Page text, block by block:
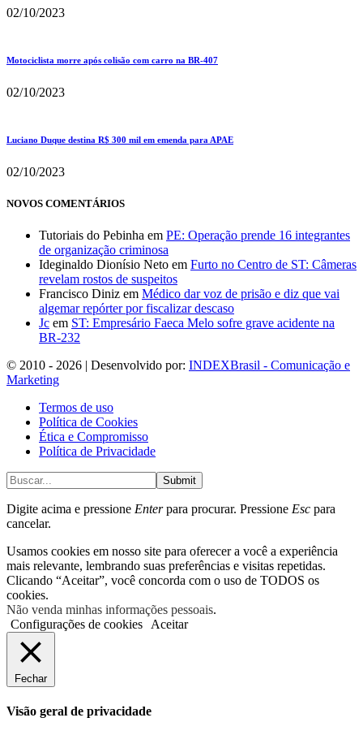
02/10/2023
Motociclista morre após colisão com carro na BR-407
02/10/2023
Luciano Duque destina R$ 300 mil em emenda para APAE
02/10/2023
NOVOS COMENTÁRIOS
Tutoriais do Pebinha em PE: Operação prende 16 integrantes
de organização criminosa
Ideginaldo Dionísio Neto em Furto no Centro de ST: Câmeras
revelam rostos de suspeitos
Francisco Diniz em Médico dar voz de prisão e diz que vai
algemar repórter por fiscalizar descaso
Jc em ST: Empresário Faeca Melo sofre grave acidente na
BR-232
© 2010 - 2026 | Desenvolvido por: INDEXBrasil - Comunicação e
Marketing
Termos de uso
Política de Cookies
Ética e Compromisso
Política de Privacidade
Submit
Digite acima e pressione Enterpara procurar. Pressione Esc para
cancelar.
Usamos cookies em nosso site para oferecer a você a experiência
mais relevante, lembrando suas preferências e visitas repetidas.
Clicando “Aceitar”, você concorda com o uso de TODOS os
cookies.
Não venda minhas informações pessoais.
Configurações de cookies
Aceitar
Fechar
Visão geral de privacidade